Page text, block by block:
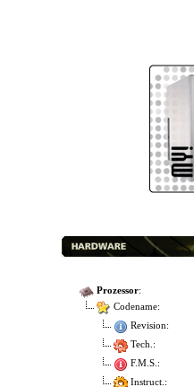
Prozessor:
Codename:
Revision:
Tech.:
F.M.S.:
Instruct.: